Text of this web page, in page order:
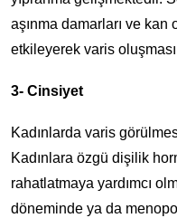
aşınma damarları ve
etkileyerek varis
3- Cinsiyet
Kadınlarda varis
Kadınlara özgü dişilik
rahatlatmaya yardımcı
döneminde ya da